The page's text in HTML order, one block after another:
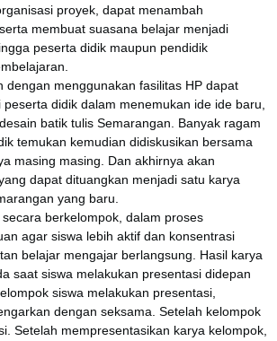
proyek, dapat menambah
membuat suasana belajar menjadi
peserta didik maupun pendidik
dengan menggunakan fasilitas HP dapat
didik dalam menemukan ide ide baru,
batik tulis Semarangan. Banyak ragam
temukan kemudian didiskusikan bersama
masing masing. Dan akhirnya akan
dapat dituangkan menjadi satu karya
yang baru.
berkelompok, dalam proses
agar siswa lebih aktif dan konsentrasi
belajar mengajar berlangsung. Hasil karya
saat siswa melakukan presentasi didepan
siswa melakukan presentasi,
dengan seksama. Setelah kelompok
Setelah mempresentasikan karya kelompok,